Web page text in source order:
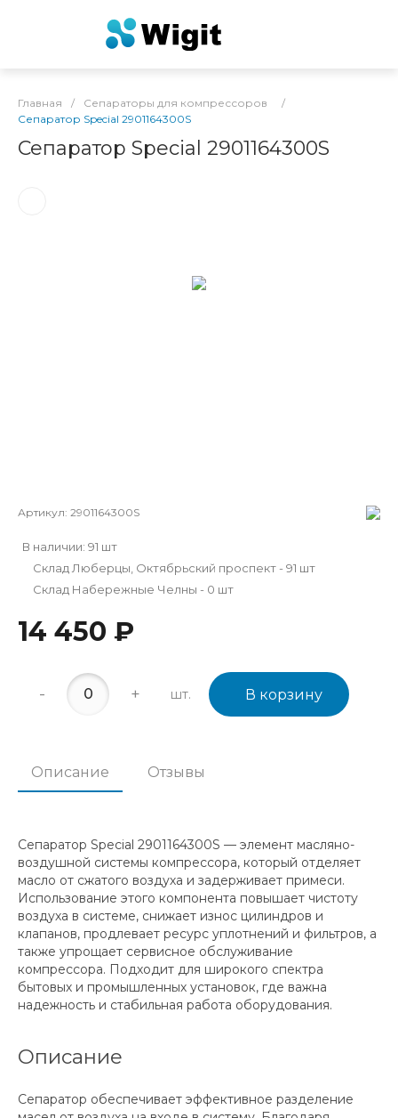
Главная / Сепараторы для компрессоров
/
Сепаратор Special 2901164300S
Сепаратор Special 2901164300S
Артикул: 2901164300S
В наличии: 91 шт
Склад Люберцы, Октябрьский проспект - 91 шт
Склад Набережные Челны - 0 шт
14 450 ₽
- + шт. В корзину
Описание Отзывы
Сепаратор Special 2901164300S — элемент масляно-
воздушной системы компрессора, который отделяет
масло от сжатого воздуха и задерживает примеси.
Использование этого компонента повышает чистоту
воздуха в системе, снижает износ цилиндров и
клапанов, продлевает ресурс уплотнений и фильтров, а
также упрощает сервисное обслуживание
компрессора. Подходит для широкого спектра
бытовых и промышленных установок, где важна
надежность и стабильная работа оборудования.
Описание
Сепаратор обеспечивает эффективное разделение